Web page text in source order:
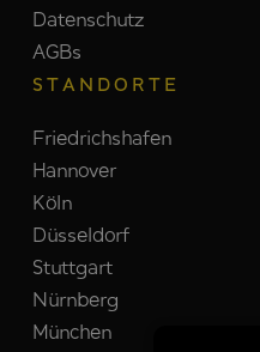
Datenschutz
AGBs
STANDORTE
Friedrichshafen
Hannover
Köln
Düsseldorf
Stuttgart
Nürnberg
München